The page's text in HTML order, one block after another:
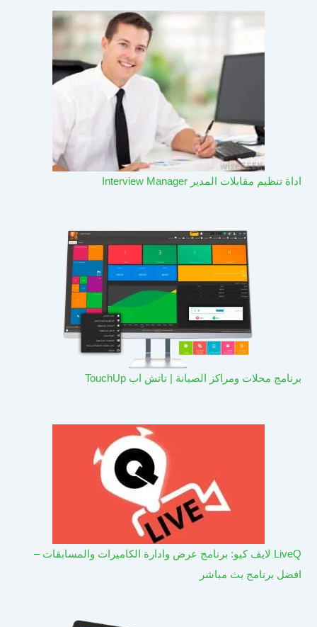
اداة تنظيم مقابلات المدير Interview Manager
برنامج محلات ومراكز الصيانة | تاتش اب TouchUp
LiveQ لايف كيو: برنامج عرض وادارة الكاميرات والمسابقات –
افضل برنامج بث مباشر